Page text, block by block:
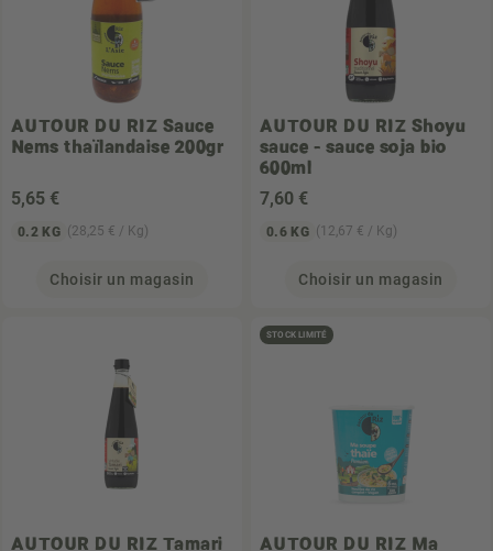
AUTOUR DU RIZ Sauce
Nems thaïlandaise 200gr
5,65 €
0.2 KG (28,25 € / Kg)
Choisir un magasin
AUTOUR DU RIZ Shoyu
sauce - sauce soja bio
600ml
7,60 €
0.6 KG (12,67 € / Kg)
Choisir un magasin
AUTOUR DU RIZ Tamari
STOCK LIMITÉ
AUTOUR DU RIZ Ma